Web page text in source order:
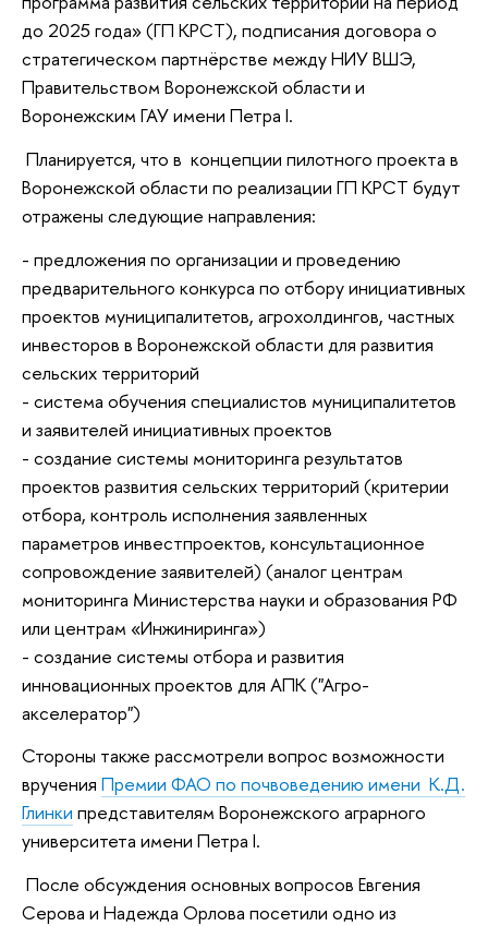
до 2025 года» (ГП КРСТ), подписания договора о
стратегическом партнёрстве между НИУ ВШЭ,
Правительством Воронежской области и
Воронежским ГАУ имени Петра I.
Планируется, что в концепции пилотного проекта в
Воронежской области по реализации ГП КРСТ будут
отражены следующие направления:
- предложения по организации и проведению
предварительного конкурса по отбору инициативных
проектов муниципалитетов, агрохолдингов, частных
инвесторов в Воронежской области для развития
сельских территорий
- система обучения специалистов муниципалитетов
и заявителей инициативных проектов
- создание системы мониторинга результатов
проектов развития сельских территорий (критерии
отбора, контроль исполнения заявленных
параметров инвестпроектов, консультационное
сопровождение заявителей) (аналог центрам
мониторинга Министерства науки и образования РФ
или центрам «Инжиниринга»)
- создание системы отбора и развития
инновационных проектов для АПК ("Агро-
акселератор")
Стороны также рассмотрели вопрос возможности
вручения Премии ФАО по почвоведению имени К.Д.
Глинки представителям Воронежского аграрного
университета имени Петра I.
После обсуждения основных вопросов Евгения
Серова и Надежда Орлова посетили одно из